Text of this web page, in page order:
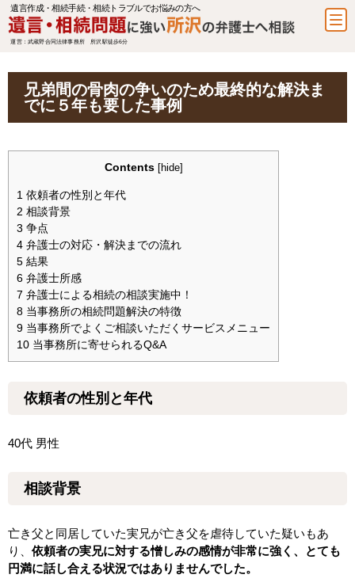
遺言作成・相続手続・相続トラブルでお悩みの方へ
運営：武蔵野合同法律事務所 所沢駅徒歩6分
兄弟間の骨肉の争いのため最終的な解決ま
でに５年も要した事例
Contents [hide]
1 依頼者の性別と年代
2 相談背景
3 争点
4 弁護士の対応・解決までの流れ
5 結果
6 弁護士所感
7 弁護士による相続の相談実施中！
8 当事務所の相続問題解決の特徴
9 当事務所でよくご相談いただくサービスメニュー
10 当事務所に寄せられるQ&A
依頼者の性別と年代
40代 男性
相談背景
亡き父と同居していた実兄が亡き父を虐待していた疑いもあ
り、 依頼者の実兄に対する憎しみの感情が非常に強く、とても
円満に話し合える状況ではありませんでした。